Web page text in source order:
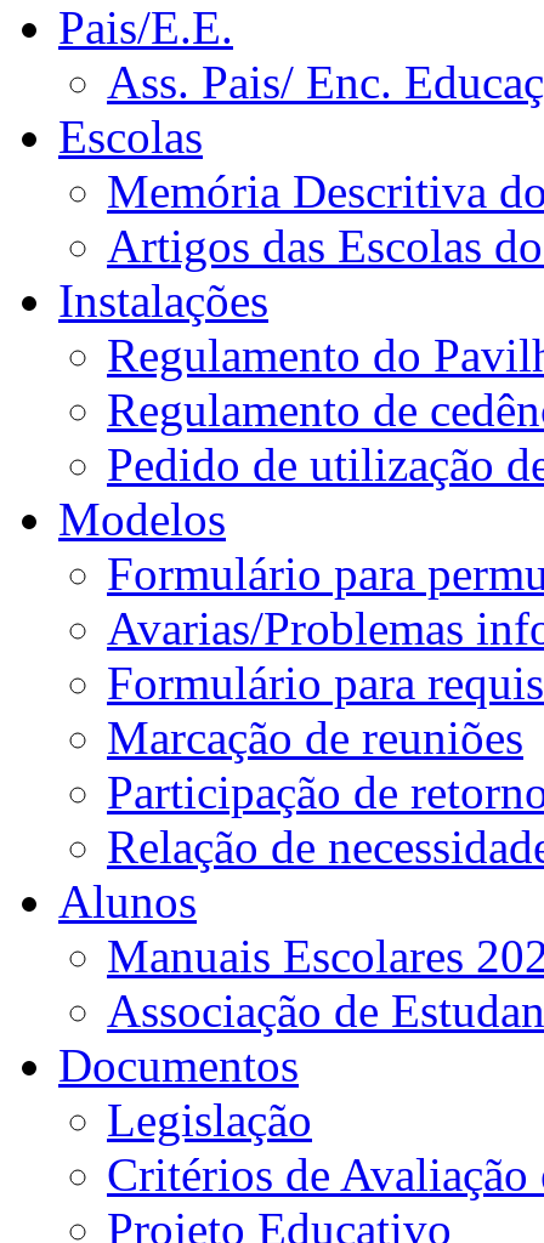
Pais/E.E.
Ass. Pais/ Enc.
Escolas
Memória Descritiva
Artigos das Escolas
Instalações
Regulamento do
Regulamento de
Pedido de utilização
Modelos
Formulário para
Avarias/Problemas
Formulário para
Marcação de reuniões
Participação de
Relação de
Alunos
Manuais Escolares
Associação de
Documentos
Legislação
Critérios de
Projeto Educativo